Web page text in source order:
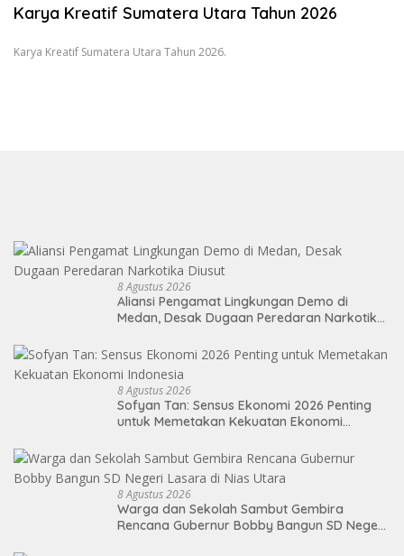
Karya Kreatif Sumatera Utara Tahun 2026
Karya Kreatif Sumatera Utara Tahun 2026.
8 Agustus 2026
Aliansi Pengamat Lingkungan Demo di
Medan, Desak Dugaan Peredaran Narkotika
8 Agustus 2026
Sofyan Tan: Sensus Ekonomi 2026 Penting
untuk Memetakan Kekuatan Ekonomi
8 Agustus 2026
Warga dan Sekolah Sambut Gembira
Rencana Gubernur Bobby Bangun SD Negeri